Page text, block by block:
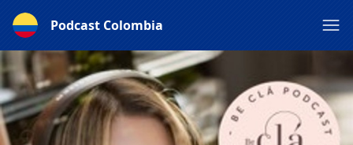
Podcast Colombia